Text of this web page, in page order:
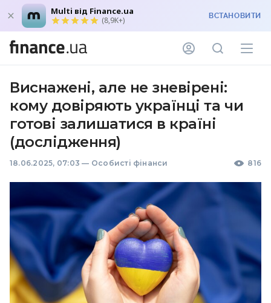
Multi від Finance.ua
(8,9K+) ВСТАНОВИТИ
Виснажені, але не зневірені:
кому довіряють українці та чи
готові залишатися в країні
(дослідження)
18.06.2025, 07:03 — Особисті фінанси 816